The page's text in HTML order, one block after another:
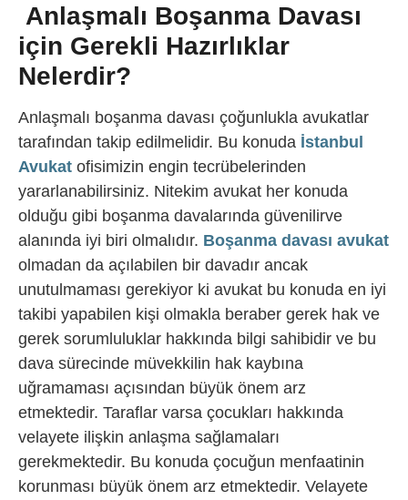
Anlaşmalı Boşanma Davası
için Gerekli Hazırlıklar
Nelerdir?
Anlaşmalı boşanma davası çoğunlukla avukatlar
tarafından takip edilmelidir. Bu konuda İstanbul
Avukat ofisimizin engin tecrübelerinden
yararlanabilirsiniz. Nitekim avukat her konuda
olduğu gibi boşanma davalarında güvenilirve
alanında iyi biri olmalıdır. Boşanma davası avukat
olmadan da açılabilen bir davadır ancak
unutulmaması gerekiyor ki avukat bu konuda en iyi
takibi yapabilen kişi olmakla beraber gerek hak ve
gerek sorumluluklar hakkında bilgi sahibidir ve bu
dava sürecinde müvekkilin hak kaybına
uğramaması açısından büyük önem arz
etmektedir. Taraflar varsa çocukları hakkında
velayete ilişkin anlaşma sağlamaları
gerekmektedir. Bu konuda çocuğun menfaatinin
korunması büyük önem arz etmektedir. Velayete